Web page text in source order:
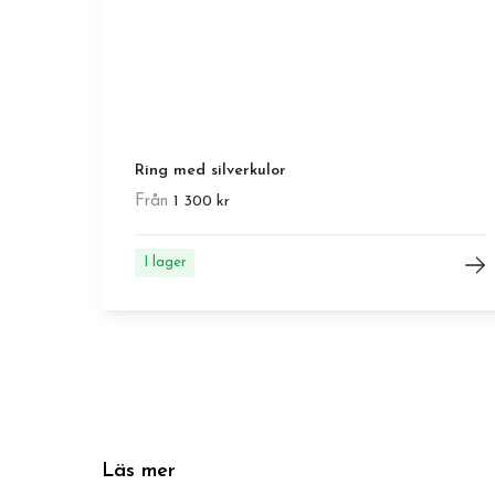
Ring med silverkulor
Från 1 300 kr
I lager
Läs mer